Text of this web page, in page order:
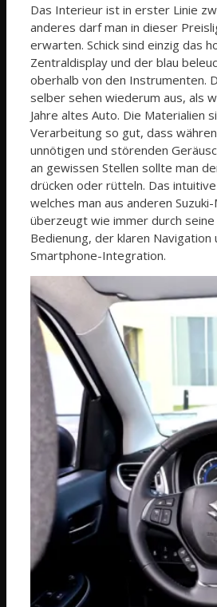
Das Interieur ist in erster Linie
anderes darf man in dieser
erwarten. Schick sind einzig das
Zentraldisplay und der blau
oberhalb von den Instrumenten.
selber sehen wiederum aus, als
Jahre altes Auto. Die Materialien
Verarbeitung so gut, dass
unnötigen und störenden
an gewissen Stellen sollte man
drücken oder rütteln. Das
welches man aus anderen
überzeugt wie immer durch seine
Bedienung, der klaren Navigation
Smartphone-Integration.